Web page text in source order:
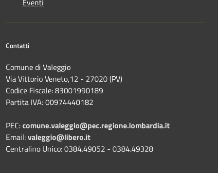
Eventi
Contatti
Comune di Valeggio
Via Vittorio Veneto,12 - 27020 (PV)
Codice Fiscale: 83001990189
Partita IVA: 00974440182
PEC:comune.valeggio@pec.regione.lombardia.it
Email:valeggio@libero.it
Centralino Unico: 0384.49052 - 0384.49328